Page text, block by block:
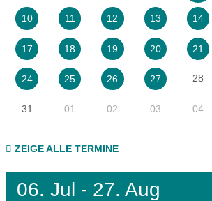
10 11 12 13 14
17 18 19 20 21
24 25 26 27 28
31 01 02 03 04
ZEIGE ALLE TERMINE
06. Jul - 27. Aug